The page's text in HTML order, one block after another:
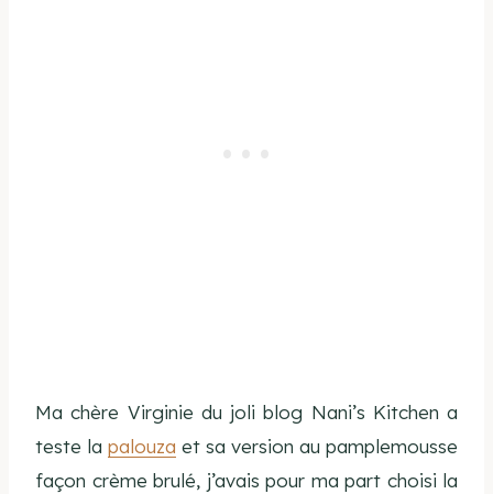
Ma chère Virginie du joli blog Nani’s Kitchen a
teste la palouza et sa version au pamplemousse
façon crème brulé, j’avais pour ma part choisi la